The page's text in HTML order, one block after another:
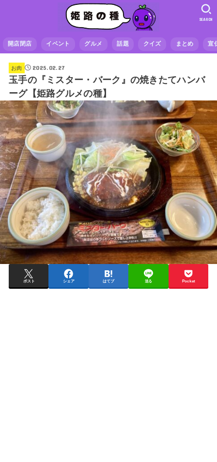
開店閉店 イベント グルメ 話題 クイズ まとめ 宣
SEARCH
お肉 2025.02.27
玉手の『ミスター・バーク』の焼きたてハンバ
ーグ【姫路グルメの種】
ポスト シェア はてブ 送る Pocket